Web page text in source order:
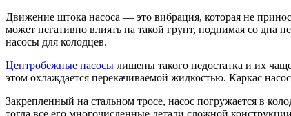
Движение штока насоса — это вибрация, которая не
может негативно влиять на такой грунт, поднимая со дна
насосы для колодцев.
Центробежные насосы лишены такого недостатка и их
этом охлаждается перекачиваемой жидкостью. Каркас
Закрепленный на стальном тросе, насос погружается в
тогда все его многочисленные детали сложной